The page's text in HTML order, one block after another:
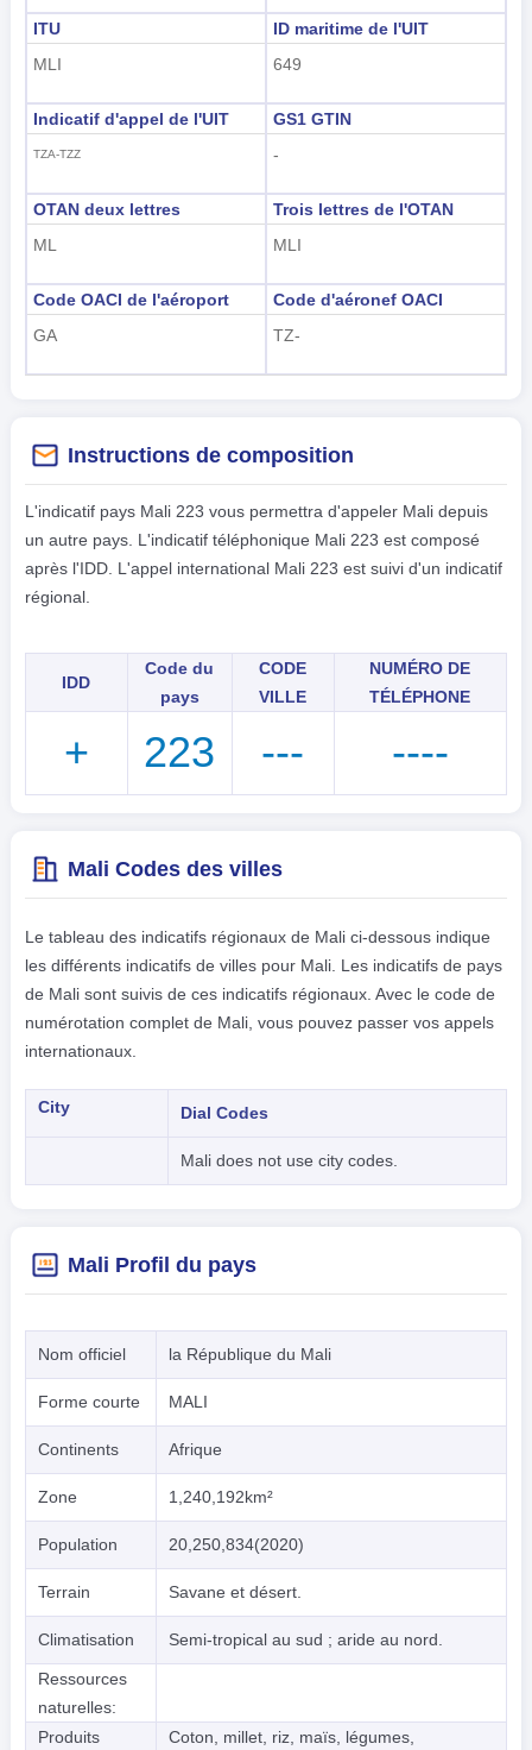
ITU
MLI
ID maritime de l'UIT
649
Indicatif d'appel de l'UIT
TZA-TZZ
GS1 GTIN
-
OTAN deux lettres
ML
Trois lettres de l'OTAN
MLI
Code OACI de l'aéroport
GA
Code d'aéronef OACI
TZ-
Instructions de composition
L'indicatif pays Mali 223 vous permettra d'appeler Mali depuis
un autre pays. L'indicatif téléphonique Mali 223 est composé
après l'IDD. L'appel international Mali 223 est suivi d'un indicatif
régional.
IDD
Code du
pays
CODE
VILLE
NUMÉRO DE
TÉLÉPHONE
+ 223 --- ----
Mali Codes des villes
Le tableau des indicatifs régionaux de Mali ci-dessous indique
les différents indicatifs de villes pour Mali. Les indicatifs de pays
de Mali sont suivis de ces indicatifs régionaux. Avec le code de
numérotation complet de Mali, vous pouvez passer vos appels
internationaux.
City Dial Codes
Mali does not use city codes.
Mali Profil du pays
Nom officiel la République du Mali
Forme courte MALI
Continents Afrique
Zone 1,240,192km²
Population 20,250,834(2020)
Terrain Savane et désert.
Climatisation Semi-tropical au sud ; aride au nord.
Ressources
naturelles:
Produits
Coton, millet, riz, maïs, légumes,